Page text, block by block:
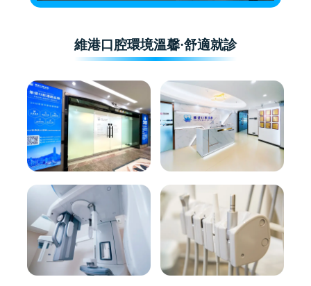
維港口腔環境溫馨·舒適就診